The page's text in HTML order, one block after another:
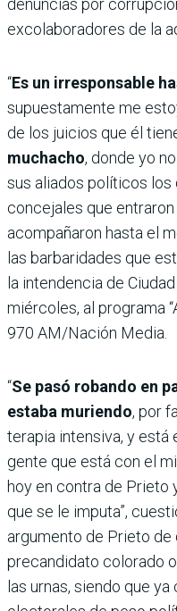
denuncias por
excolaboradores de la
“Es un irresponsable
supuestamente me
de los juicios que él
muchacho, donde yo
sus aliados políticos los
concejales que
acompañaron hasta el
las barbaridades que
la intendencia de
miércoles, al programa
970 AM/Nación Media.
“Se pasó robando en
estaba muriendo, por
terapia intensiva, y está
gente que está con el
hoy en contra de Prieto
que se le imputa”,
argumento de Prieto de
precandidato colorado
las urnas, siendo que